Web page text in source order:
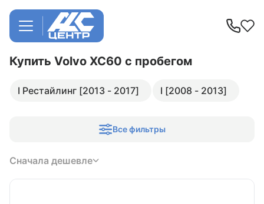
Купить Volvo XC60 с пробегом
I Рестайлинг [2013 - 2017] I [2008 - 2013]
Все фильтры
Сначала дешевле